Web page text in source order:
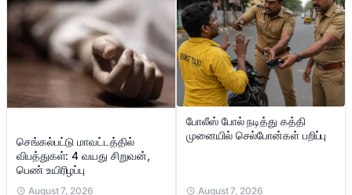
செங்கல்பட்டு மாவட்டத்தில்
விபத்துகள்: 4 வயது சிறுவன்,
பெண் உயிரிழப்பு
August 7, 2026
போலீஸ் போல் நடித்து கத்தி
முனையில் செல்போன்கள் பறிப்பு
August 7, 2026